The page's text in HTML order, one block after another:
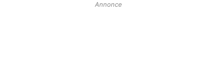
Annonce